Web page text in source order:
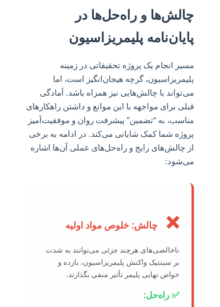
چالش‌ها و راه‌حل‌ها در
پایان‌نامه پلیمریزاسیون
مسیر انجام یک پروژه تحقیقاتی در زمینه
پلیمریزاسیون، گرچه هیجان‌انگیز است، اما
می‌تواند با چالش‌هایی نیز همراه باشد. آمادگی
قبلی برای مواجهه با این موانع و داشتن راهکارهای
مناسب، به “تضمین” پیشرفت روان و موفقیت‌آمیز
پروژه شما کمک شایانی می‌کند. در ادامه به برخی
از چالش‌های رایج و راه‌حل‌های عملی آن‌ها اشاره
می‌شود:
❌ چالش: خلوص مواد اولیه
ناخالصی‌های هرچند جزئی می‌توانند به شدت
بر سینتیک واکنش پلیمریزاسیون، بازده و
خواص نهایی پلیمر تأثیر منفی بگذارند.
✅ راه‌حل: